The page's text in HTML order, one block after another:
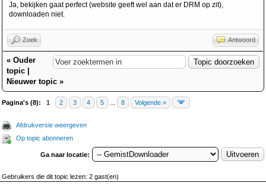
Ja, bekijken gaat perfect (website geeft wel aan dat er DRM op zit),
downloaden niet.
Zoek Antwoord
« Ouder
topic
Nieuwer topic »
Pagina's (8): 1 2 3 4 5 8 Volgende »
Afdrukversie weergeven
Op topic abonneren
Ga naar locatie:
Gebruikers die dit topic lezen: 2 gast(en)